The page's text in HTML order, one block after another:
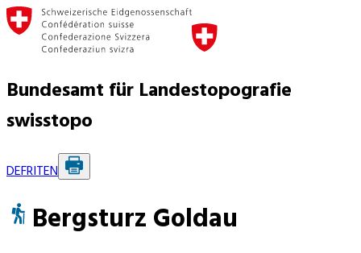
Bundesamt für Landestopografie
swisstopo
DEFRITEN
Bergsturz Goldau